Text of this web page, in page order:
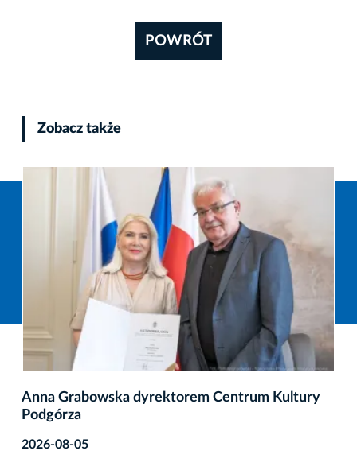
POWRÓT
Zobacz także
Anna Grabowska dyrektorem Centrum Kultury
Podgórza
2026-08-05